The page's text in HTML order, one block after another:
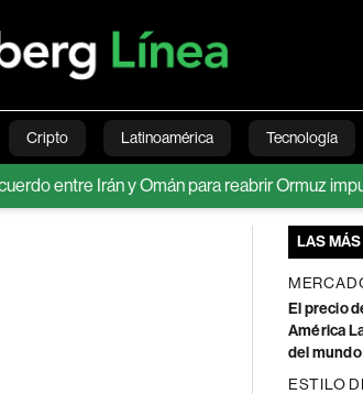
Cripto Latinoamérica Tecnología
de vida Mundo Videos
entre Irán y Omán para reabrir Ormuz
LAS
El precio
América
del mundo
ESTILO